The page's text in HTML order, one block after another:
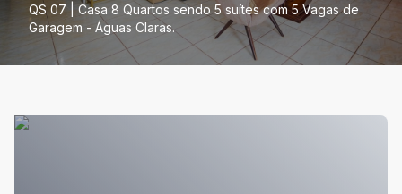
QS 07 | Casa 8 Quartos sendo 5 suítes com 5 Vagas de
Garagem - Águas Claras.